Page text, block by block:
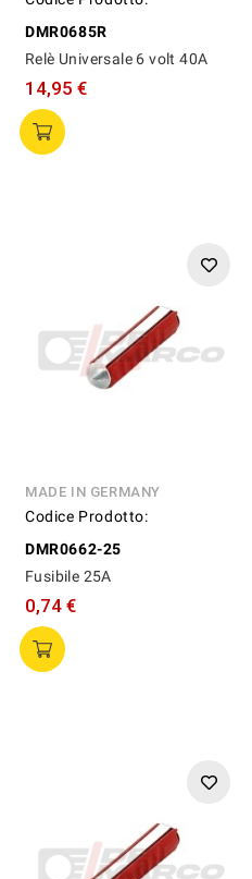
DMR0685R
Relè Universale 6 volt 40A
14,95 €
MADE IN GERMANY
Codice Prodotto:
DMR0662-25
Fusibile 25A
0,74 €